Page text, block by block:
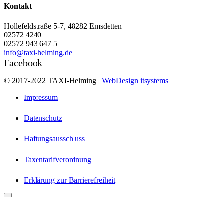
Kontakt
Hollefeldstraße 5-7, 48282 Emsdetten
02572 4240
02572 943 647 5
info@taxi-helming.de
Facebook
© 2017-2022 TAXI-Helming | WebDesign itsystems
Impressum
Datenschutz
Haftungsausschluss
Taxentarifverordnung
Erklärung zur Barrierefreiheit